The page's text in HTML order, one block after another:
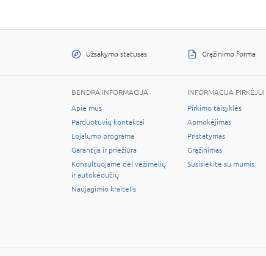
Užsakymo statusas Grąžinimo forma
BENDRA INFORMACIJA
Apie mus
Parduotuvių kontaktai
Lojalumo programa
Garantija ir priežiūra
Konsultuojame dėl vežimėlių
ir autokėdučių
Naujagimio kraitelis
INFORMACIJA PIRKĖJUI
Pirkimo taisyklės
Apmokėjimas
Pristatymas
Grąžinimas
Susisiekite su mumis